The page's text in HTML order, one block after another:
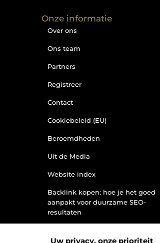
Uw privacy, onze prioriteit
Onze informatie
Over ons
Ons team
Partners
Registreer
Contact
Cookiebeleid (EU)
Beroemdheden
Uit de Media
Website index
Backlink kopen: hoe je het goed
aanpakt voor duurzame SEO-
resultaten
website? Ontdek hoe jij van je site